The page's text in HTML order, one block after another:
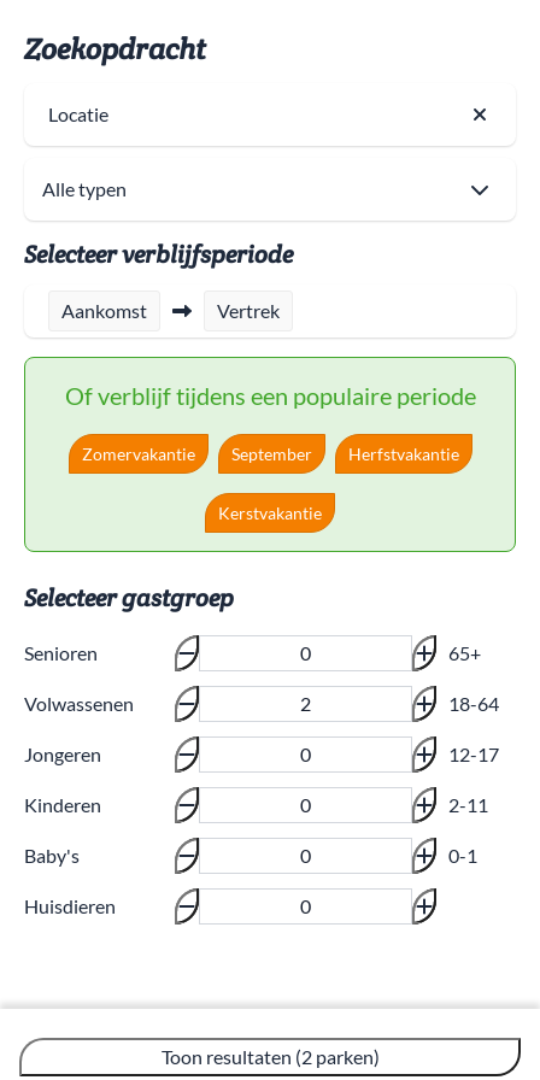
Zoekopdracht
Locatie
Selecteer verblijfsperiode
Aankomst Vertrek
Of verblijf tijdens een populaire periode
Zomervakantie September Herfstvakantie
Kerstvakantie
Selecteer gastgroep
Senioren 65+
Volwassenen 18-64
Jongeren 12-17
Kinderen 2-11
Baby's 0-1
Huisdieren
Toon resultaten (2 parken)